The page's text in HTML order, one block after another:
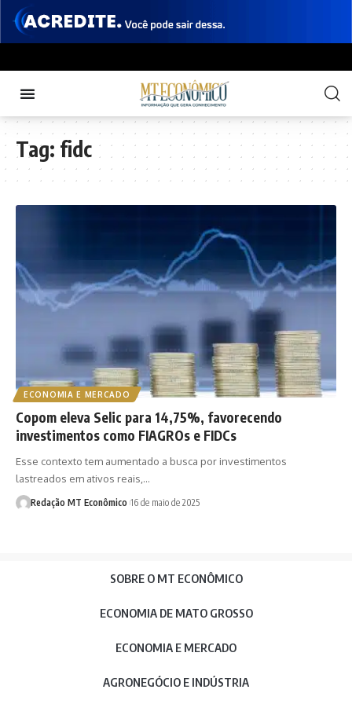
Tag: fidc
ECONOMIA E MERCADO
Copom eleva Selic para 14,75%, favorecendo
investimentos como FIAGROs e FIDCs
Esse contexto tem aumentado a busca por investimentos
lastreados em ativos reais,…
Redação MT Econômico 16 de maio de 2025
SOBRE O MT ECONÔMICO
ECONOMIA DE MATO GROSSO
ECONOMIA E MERCADO
AGRONEGÓCIO E INDÚSTRIA